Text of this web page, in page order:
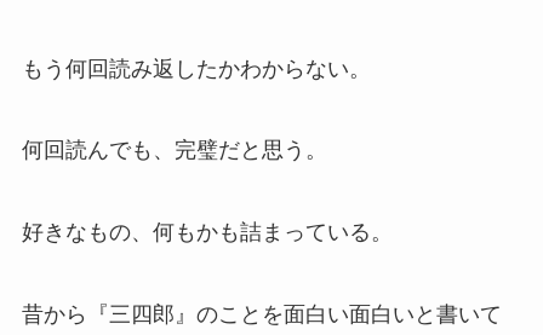
もう何回読み返したかわからない。
何回読んでも、完璧だと思う。
好きなもの、何もかも詰まっている。
昔から『三四郎』のことを面白い面白いと書いて